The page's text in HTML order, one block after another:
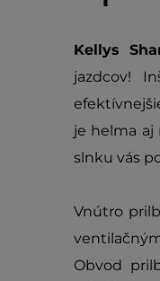
Kellys
jazdcov!
je helma aj
slnku vás
Vnútro
Obvod